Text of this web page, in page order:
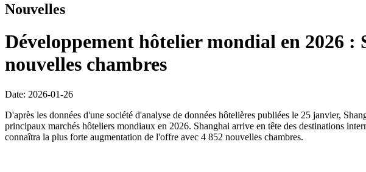
Nouvelles
Développement hôtelier mondial en 2026 :
nouvelles chambres
Date: 2026-01-26
D'après les données d'une société d'analyse de données hôtelières publiées le 25 janvier,
principaux marchés hôteliers mondiaux en 2026. Shanghai arrive en tête des destinations
connaîtra la plus forte augmentation de l'offre avec 4 852 nouvelles chambres.